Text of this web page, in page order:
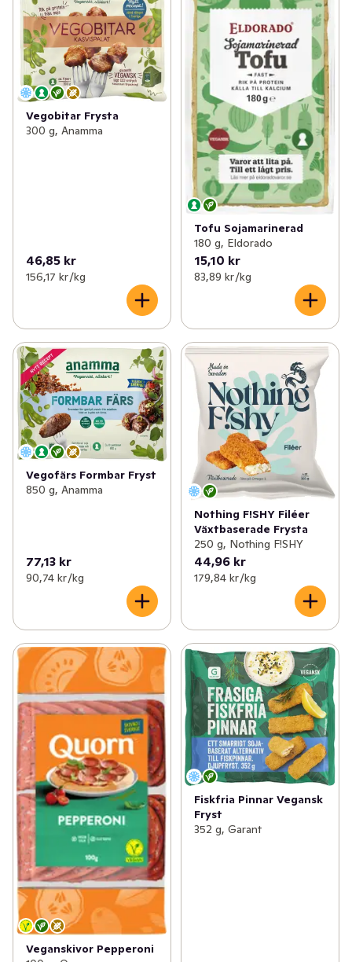
Vegobitar Frysta
300 g, Anamma
46,85 kr
156,17 kr /kg
Tofu Sojamarinerad
180 g, Eldorado
15,10 kr
83,89 kr /kg
Vegofärs Formbar Fryst
850 g, Anamma
77,13 kr
90,74 kr /kg
Nothing F!SHY Filéer
Växtbaserade Frysta
250 g, Nothing F!SHY
44,96 kr
179,84 kr /kg
Veganskivor Pepperoni
Fiskfria Pinnar Vegansk
Fryst
352 g, Garant